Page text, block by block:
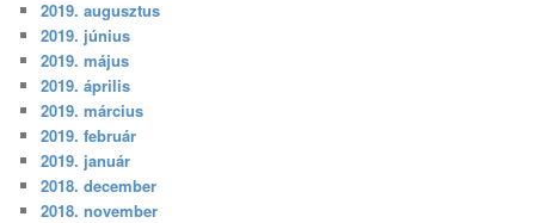
2019. augusztus
2019. június
2019. május
2019. április
2019. március
2019. február
2019. január
2018. december
2018. november